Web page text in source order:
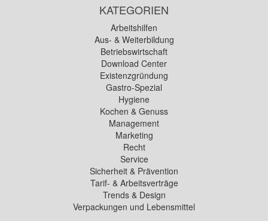
KATEGORIEN
Arbeitshilfen
Aus- & Weiterbildung
Betriebswirtschaft
Download Center
Existenzgründung
Gastro-Spezial
Hygiene
Kochen & Genuss
Management
Marketing
Recht
Service
Sicherheit & Prävention
Tarif- & Arbeitsverträge
Trends & Design
Verpackungen und Lebensmittel